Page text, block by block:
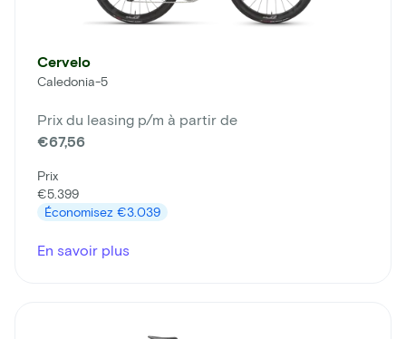
Cervelo
Caledonia-5
Prix du leasing p/m à partir de
€67,56
Prix
€5.399
Économisez €3.039
En savoir plus